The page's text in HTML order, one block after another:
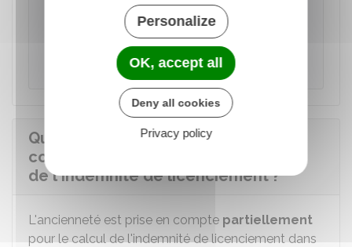
Accéder au service en ligne
Ministère chargé du travail
Quelles sont les périodes prises en
compte partiellement pour le calcul
de l'indemnité de licenciement ?
L'ancienneté est prise en compte partiellement
pour le calcul de l'indemnité de licenciement dans
Personalize
OK, accept all
Deny all cookies
Privacy policy